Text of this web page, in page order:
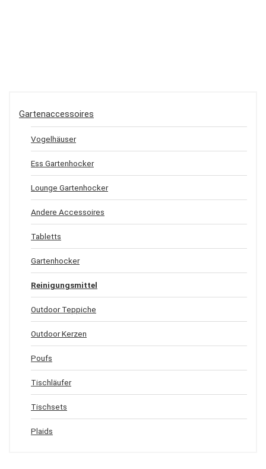
Gartenaccessoires
Vogelhäuser
Ess Gartenhocker
Lounge Gartenhocker
Andere Accessoires
Tabletts
Gartenhocker
Reinigungsmittel
Outdoor Teppiche
Outdoor Kerzen
Poufs
Tischläufer
Tischsets
Plaids